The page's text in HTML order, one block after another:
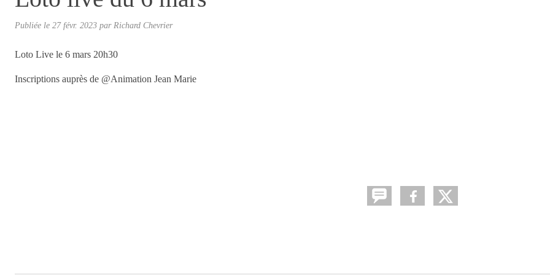
Publiée le 27 févr. 2023 par Richard Chevrier
Loto Live le 6 mars 20h30
Inscriptions auprès de @Animation Jean Marie